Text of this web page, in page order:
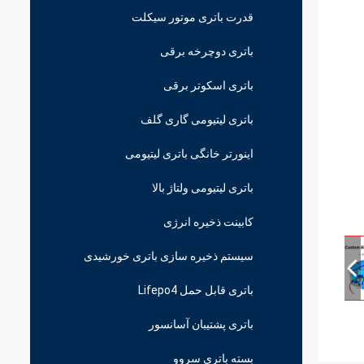
قدرت باتری موتور سیکلت
باتری دوچرخه برقی
باتری اسکوتر برقی
باتری لیتیومی گاری گلف
اینورتر خانگی باتری لیتیومی
باتری لیتیومی ولتاژ بالا
کابینت ذخیره انرژی
سیستم ذخیره سازی باتری خورشیدی
باتری قابل حمل Lifepo4
باتری پشتیبان آسانسور
بسته باتری سروو